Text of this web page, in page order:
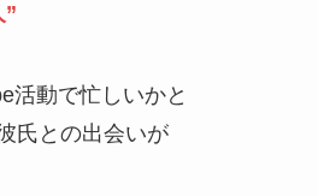
活動で忙しいかと
氏との出会いが